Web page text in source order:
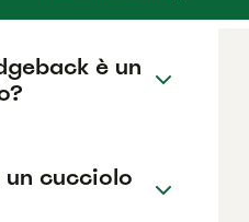
è un
un cucciolo